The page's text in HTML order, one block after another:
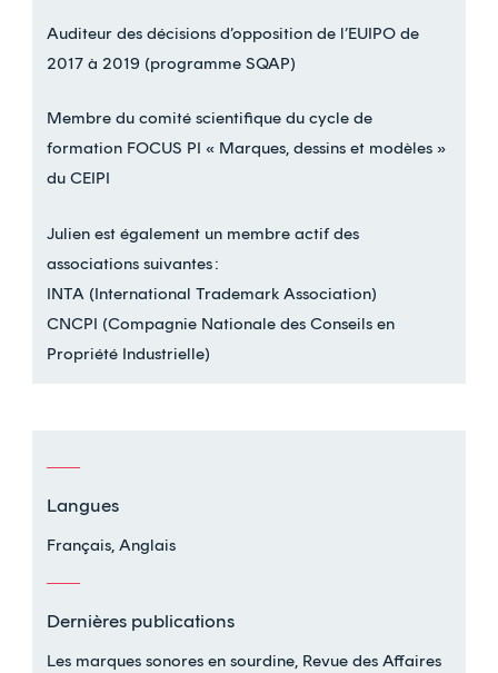
Auditeur des décisions d’opposition de l’EUIPO de
2017 à 2019 (programme SQAP)
Membre du comité scientifique du cycle de
formation FOCUS PI « Marques, dessins et modèles »
du CEIPI
Julien est également un membre actif des
associations suivantes :
INTA (International Trademark Association)
CNCPI (Compagnie Nationale des Conseils en
Propriété Industrielle)
Langues
Français, Anglais
Dernières publications
Les marques sonores en sourdine, Revue des Affaires